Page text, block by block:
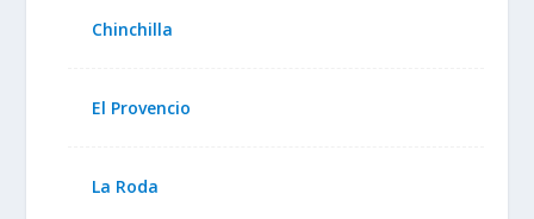
Chinchilla
El Provencio
La Roda